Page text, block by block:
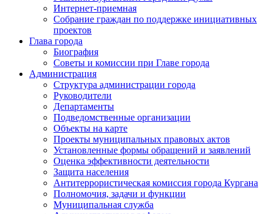
Интернет-приемная
Собрание граждан по поддержке инициативных
проектов
Глава города
Биография
Советы и комиссии при Главе города
Администрация
Структура администрации города
Руководители
Департаменты
Подведомственные организации
Объекты на карте
Проекты муниципальных правовых актов
Установленные формы обращений и заявлений
Оценка эффективности деятельности
Защита населения
Антитеррористическая комиссия города Кургана
Полномочия, задачи и функции
Муниципальная служба